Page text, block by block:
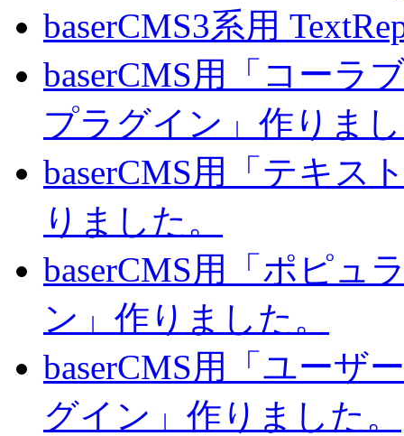
baserCMS3系用
baserCMS用「コーラ
プラグイン」作りま
baserCMS用「テキス
りました。
baserCMS用「ポピュ
ン」作りました。
baserCMS用「ユーザ
グイン」作りました。